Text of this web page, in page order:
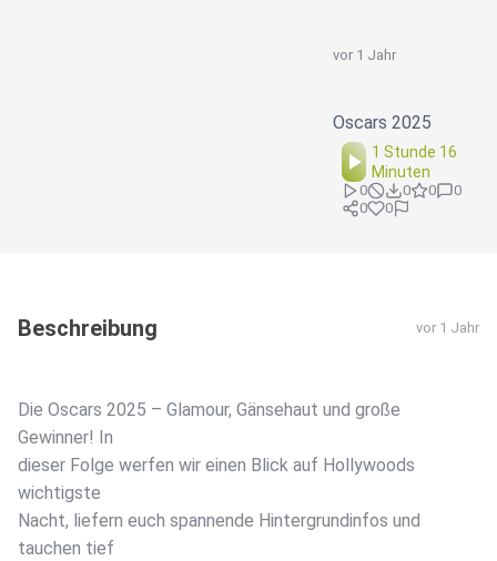
vor 1 Jahr
Oscars 2025
1 Stunde 16
Minuten
0 0 0
0
0
0
Beschreibung vor 1 Jahr
Die Oscars 2025 – Glamour, Gänsehaut und große
Gewinner! In
dieser Folge werfen wir einen Blick auf Hollywoods
wichtigste
Nacht, liefern euch spannende Hintergrundinfos und
tauchen tief